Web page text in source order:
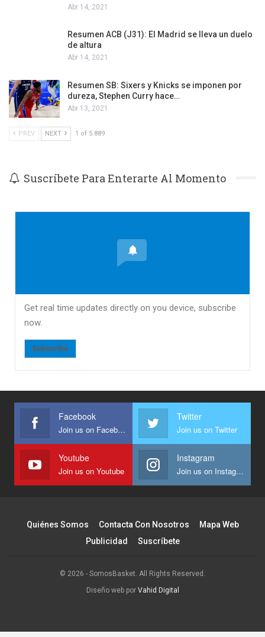
Abr 14, 2021
Resumen ACB (J31): El Madrid se lleva un duelo
de altura
Abr 14, 2021
Resumen SB: Sixers y Knicks se imponen por
dureza, Stephen Curry hace…
Abr 13, 2021
PREV NEXT 1 of 5.889
Suscríbete Para Enterarte Al Momento
Get real time updates directly on you device, subscribe
now.
Subscribe
Facebook
Join us on Facebook
Twitter
Join us on Twitter
Youtube
Join us on Youtube
Instagram
Join us on Instagram
Quiénes Somos Contacta Con Nosotros
Mapa Web
Publicidad
Suscríbete
© 2026 - SomosBasket. All Rights Reserved.
Diseño web por Vahid Digital